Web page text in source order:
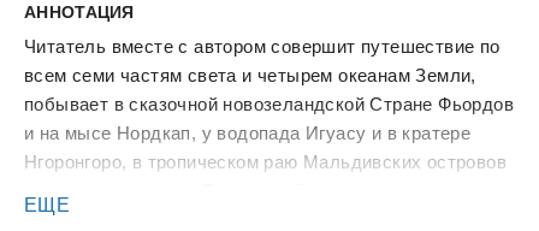
АННОТАЦИЯ
Читатель вместе с автором совершит путешествие по
всем семи частям света и четырем океанам Земли,
побывает в сказочной новозеландской Стране Фьордов
и на мысе Нордкап, у водопада Игуасу и в кратере
Нгоронгоро, в тропическом раю Мальдивских островов
Особый раздел книги посвящен природным
ЕЩЕ